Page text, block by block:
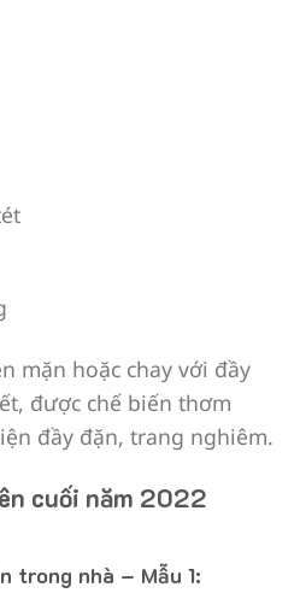
mặn hoặc chay với đầy
được chế biến thơm
đầy đặn, trang nghiêm.
cuối năm 2022
trong nhà – Mẫu 1: